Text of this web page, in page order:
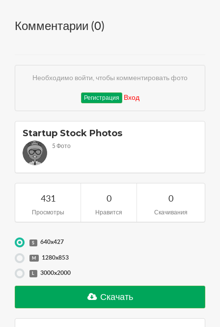
Комментарии (0)
Необходимо войти, чтобы комментировать фото
Регистрация Вход
Startup Stock Photos
5 Фото
431
Просмотры
0
Нравится
0
Скачивания
S 640x427
M 1280x853
L 3000x2000
Скачать